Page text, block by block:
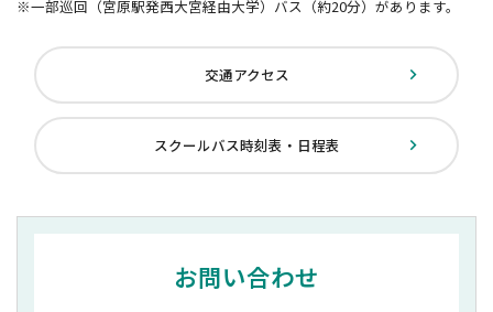
※一部巡回（宮原駅発西大宮経由大学）バス（約20分）があります。
交通アクセス
スクールバス時刻表・日程表
お問い合わせ